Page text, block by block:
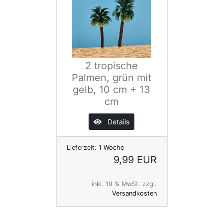
2 tropische
Palmen, grün mit
gelb, 10 cm + 13
cm
Details
Lieferzeit: 1 Woche
9,99 EUR
inkl. 19 % MwSt. zzgl.
Versandkosten